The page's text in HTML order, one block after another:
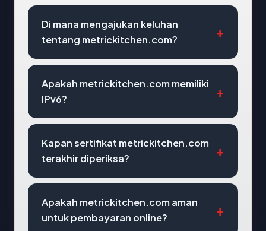
Di mana mengajukan keluhan
tentang metrickitchen.com?
Apakah metrickitchen.com memiliki
IPv6?
Kapan sertifikat metrickitchen.com
terakhir diperiksa?
Apakah metrickitchen.com aman
untuk pembayaran online?